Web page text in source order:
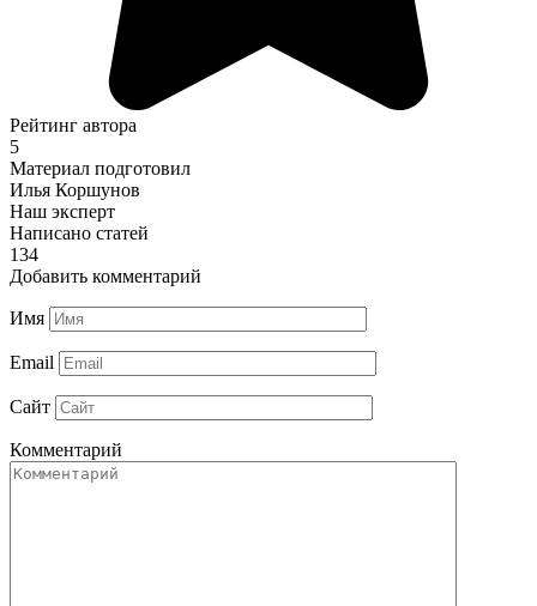
Рейтинг автора
5
Материал подготовил
Илья Коршунов
Наш эксперт
Написано статей
134
Добавить комментарий
Имя
Email
Сайт
Комментарий